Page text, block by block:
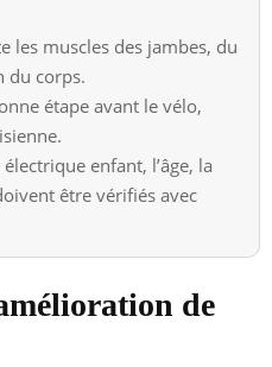
les muscles des jambes, du
du corps.
étape avant le vélo,
enfant, l’âge, la
être vérifiés avec
de